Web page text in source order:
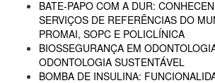
BATE-PAPO COM A DUR:
SERVIÇOS DE REFERÊNCIAS DO
PROMAI, SOPC E POLICLÍNICA
BIOSSEGURANÇA EM
ODONTOLOGIA SUSTENTÁVEL
BOMBA DE INSULINA: